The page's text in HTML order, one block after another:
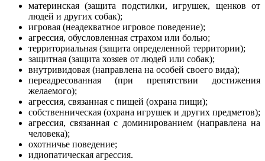
материнская (защита подстилки, игрушек, щенков от
людей и других собак);
игровая (неадекватное игровое поведение);
агрессия, обусловленная страхом или болью;
территориальная (защита определенной территории);
защитная (защита хозяев от людей или собак);
внутривидовая (направлена на особей своего вида);
переадресованная (при препятствии достижения
желаемого);
агрессия, связанная с пищей (охрана пищи);
собственническая (охрана игрушек и других предметов);
агрессия, связанная с доминированием (направлена на
человека);
охотничье поведение;
идиопатическая агрессия.